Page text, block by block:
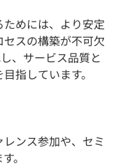
めには、より安定
スの構築が不可欠
、サービス品質と
指しています。
ンス参加や、セミ
。